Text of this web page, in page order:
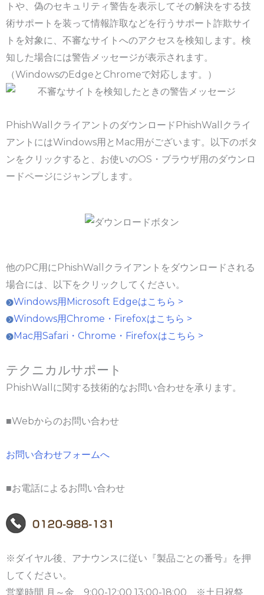
トや、偽のセキュリティ警告を表示してその解決をする技
術サポートを装って情報詐取などを行うサポート詐欺サイ
トを対象に、不審なサイトへのアクセスを検知します。検
知した場合には警告メッセージが表示されます。
（WindowsのEdgeとChromeで対応します。）
PhishWallクライアントのダウンロードPhishWallクライ
アントにはWindows用とMac用がございます。以下のボタ
ンをクリックすると、お使いのOS・ブラウザ用のダウンロ
ードページにジャンプします。
他のPC用にPhishWallクライアントをダウンロードされる
場合には、以下をクリックしてください。
Windows用Microsoft Edgeはこちら >
Windows用Chrome・Firefoxはこちら >
Mac用Safari・Chrome・Firefoxはこちら >
テクニカルサポート
PhishWallに関する技術的なお問い合わせを承ります。
■Webからのお問い合わせ
お問い合わせフォームへ
■お電話によるお問い合わせ
※ダイヤル後、アナウンスに従い『製品ごとの番号』を押
してください。
営業時間 月～金、9:00-12:00 13:00-18:00 ※土日祝祭